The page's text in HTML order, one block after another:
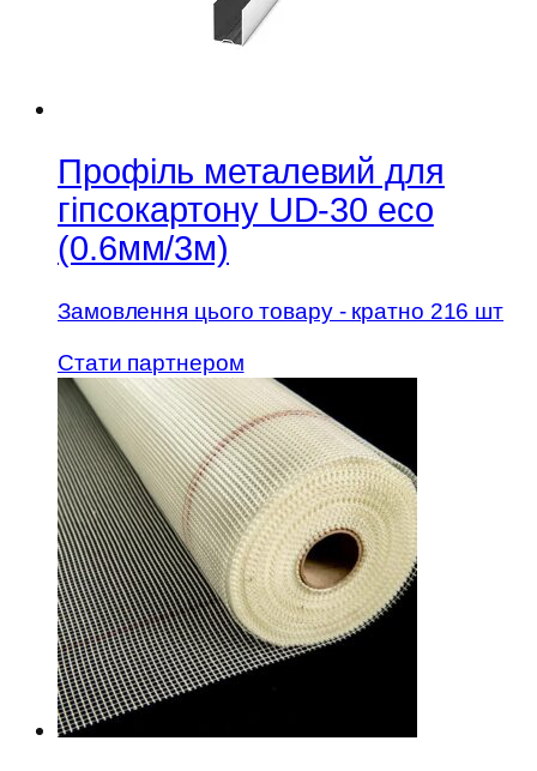
Профіль металевий для
гіпсокартону UD-30 есо
(0.6мм/3м)
Замовлення цього товару - кратно 216 шт
Стати партнером